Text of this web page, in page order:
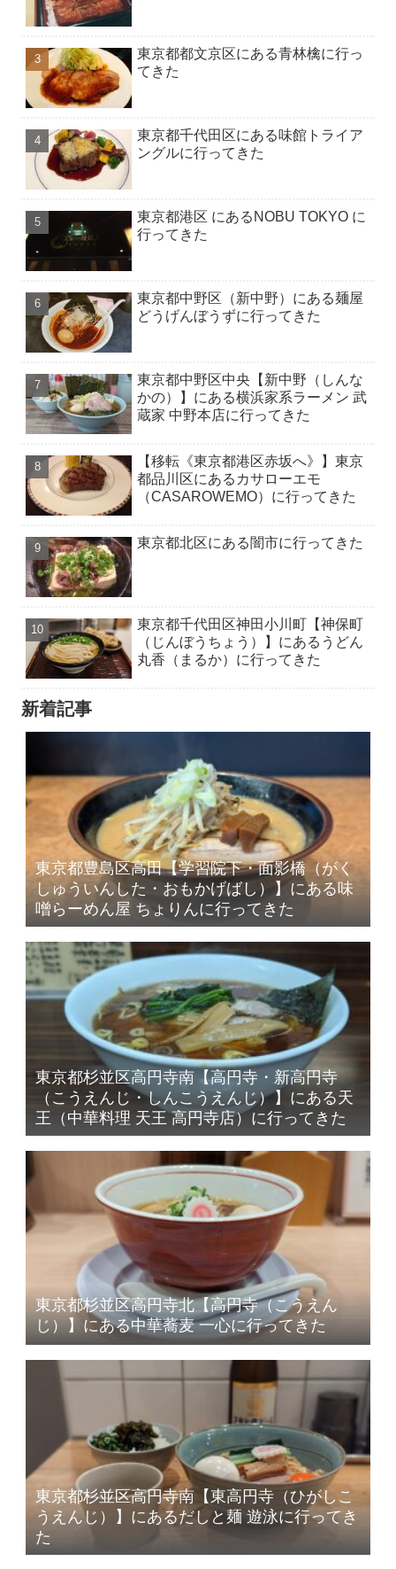
東京都都文京区にある青林檎に行っ
てきた
東京都千代田区にある味館トライア
ングルに行ってきた
東京都港区 にあるNOBU TOKYO に
行ってきた
東京都中野区（新中野）にある麺屋
どうげんぼうずに行ってきた
東京都中野区中央【新中野（しんな
かの）】にある横浜家系ラーメン 武
蔵家 中野本店に行ってきた
【移転《東京都港区赤坂へ》】東京
都品川区にあるカサローエモ
（CASAROWEMO）に行ってきた
東京都北区にある闇市に行ってきた
東京都千代田区神田小川町【神保町
（じんぼうちょう）】にあるうどん
丸香（まるか）に行ってきた
新着記事
東京都豊島区高田【学習院下・面影橋（がく
しゅういんした・おもかげばし）】にある味
噌らーめん屋 ちょりんに行ってきた
東京都杉並区高円寺南【高円寺・新高円寺
（こうえんじ・しんこうえんじ）】にある天
王（中華料理 天王 高円寺店）に行ってきた
東京都杉並区高円寺北【高円寺（こうえん
じ）】にある中華蕎麦 一心に行ってきた
東京都杉並区高円寺南【東高円寺（ひがしこ
うえんじ）】にあるだしと麺 遊泳に行ってき
た